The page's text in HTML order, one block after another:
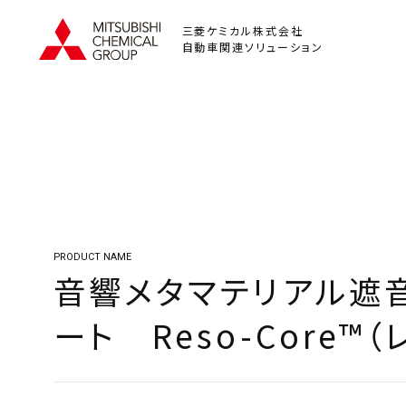
三菱ケミカル株式会社
自動車関連ソリューション
PRODUCT NAME
音響メタマテリアル遮
ート Reso-Core™（